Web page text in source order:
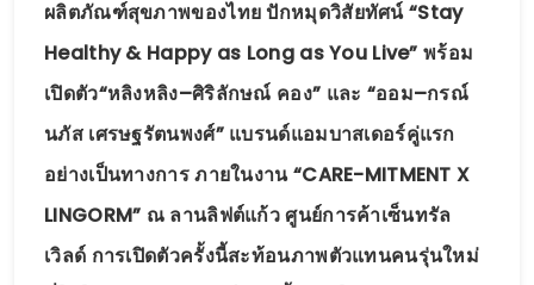
ผลิตภัณฑ์สุขภาพของไทย ปักหมุดวิสัยทัศน์ “Stay
Healthy & Happy as Long as You Live” พร้อม
เปิดตัว“หลิงหลิง–ศิริลักษณ์ คอง” และ “ออม–กรณ์
นภัส เศรษฐรัตนพงศ์” แบรนด์แอมบาสเดอร์คู่แรก
อย่างเป็นทางการ ภายในงาน “CARE-MITMENT X
LINGORM” ณ ลานลิฟต์แก้ว ศูนย์การค้าเซ็นทรัล
เวิลด์ การเปิดตัวครั้งนี้สะท้อนภาพตัวแทนคนรุ่นใหม่